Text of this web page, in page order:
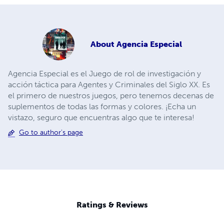
About Agencia Especial
Agencia Especial es el Juego de rol de investigación y
acción táctica para Agentes y Criminales del Siglo XX. Es
el primero de nuestros juegos, pero tenemos decenas de
suplementos de todas las formas y colores. ¡Echa un
vistazo, seguro que encuentras algo que te interesa!
Go to author's page
Ratings & Reviews